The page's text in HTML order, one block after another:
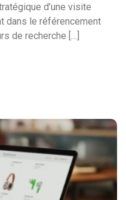
d’une visite
dans le référencement
de recherche […]